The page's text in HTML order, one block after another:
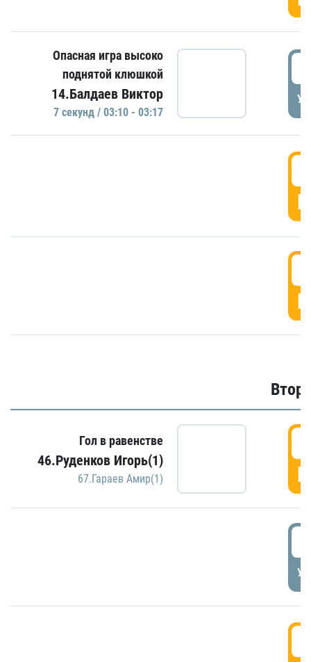
Опасная игра высоко
поднятой клюшкой
14.Балдаев Виктор
7 секунд / 03:10 - 03:17
Гол в равенстве
46.Руденков Игорь(1)
67.Гараев Амир(1)